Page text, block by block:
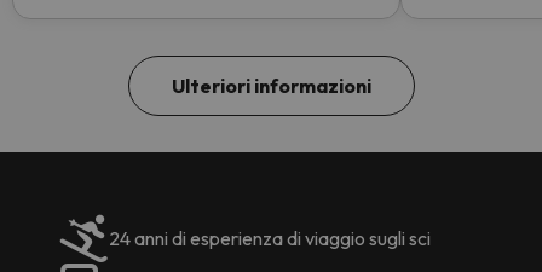
Ulteriori informazioni
24 anni di esperienza di viaggio sugli sci